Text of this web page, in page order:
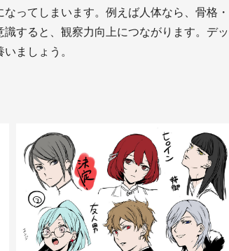
ってしまいます。例えば人体なら、骨格・
すると、観察力向上につながります。デッ
ましょう。